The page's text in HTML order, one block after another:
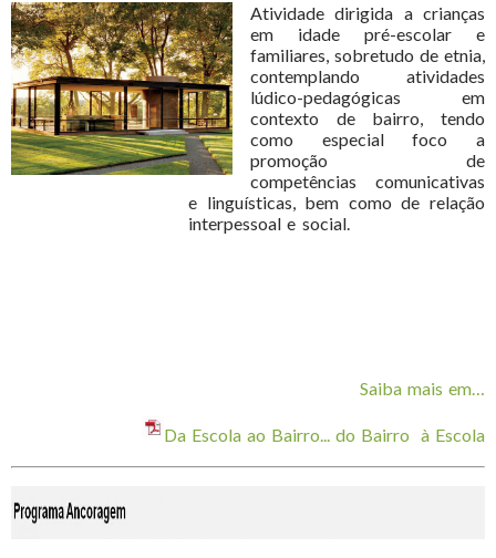
Atividade dirigida a crianças
em idade pré-escolar e
familiares, sobretudo de etnia,
contemplando atividades
lúdico-pedagógicas em
contexto de bairro, tendo
como especial foco a
promoção de
competências comunicativas
e linguísticas, bem como de relação
interpessoal e social.
Saiba mais em…
Da Escola ao Bairro... do Bairro à Escola